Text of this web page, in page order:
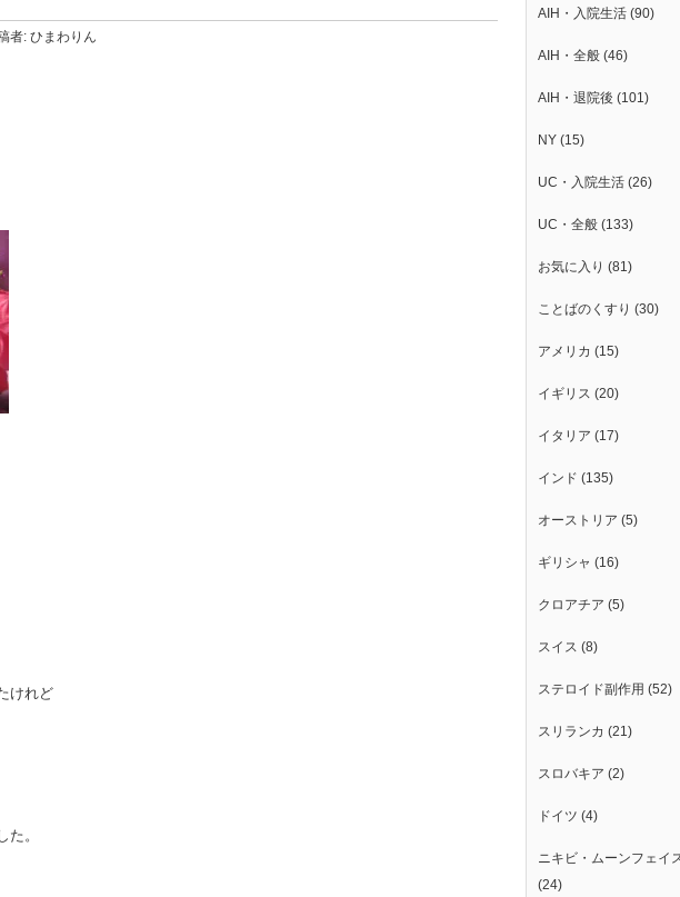
者: ひまわりん
けれど
。
AIH・入院生活 (90)
AIH・全般 (46)
AIH・退院後 (101)
NY (15)
UC・入院生活 (26)
UC・全般 (133)
お気に入り (81)
ことばのくすり (30)
アメリカ (15)
イギリス (20)
イタリア (17)
インド (135)
オーストリア (5)
ギリシャ (16)
クロアチア (5)
スイス (8)
ステロイド副作用 (52)
スリランカ (21)
スロバキア (2)
ドイツ (4)
ニキビ・ムーンフェイ
(24)